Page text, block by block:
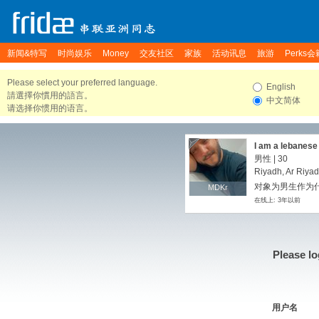
新闻&特写 时尚娱乐 Money 交友社区 家族 活动讯息 旅游 Perks会
Please select your preferred language.
請選擇你慣用的語言。
请选择你惯用的语言。
English
中文简体
MDKr
MDKr
I am a
relationship
男性 | 30
Riyadh, Ar
对象为男生作为
在线上: 3年以前
Please
用户名